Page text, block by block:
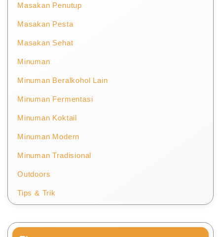
Masakan Penutup
Masakan Pesta
Masakan Sehat
Minuman
Minuman Beralkohol Lain
Minuman Fermentasi
Minuman Koktail
Minuman Modern
Minuman Tradisional
Outdoors
Tips & Trik